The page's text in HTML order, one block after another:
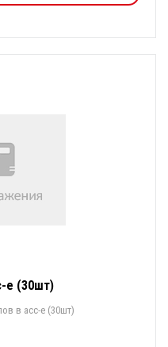
е (30шт)
в асс-е (30шт)